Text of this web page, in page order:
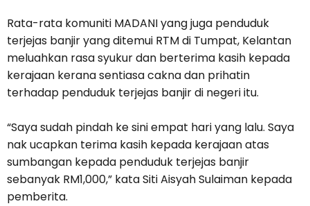
Rata-rata komuniti MADANI yang juga penduduk
terjejas banjir yang ditemui RTM di Tumpat, Kelantan
meluahkan rasa syukur dan berterima kasih kepada
kerajaan kerana sentiasa cakna dan prihatin
terhadap penduduk terjejas banjir di negeri itu.
“Saya sudah pindah ke sini empat hari yang lalu. Saya
nak ucapkan terima kasih kepada kerajaan atas
sumbangan kepada penduduk terjejas banjir
sebanyak RM1,000,” kata Siti Aisyah Sulaiman kepada
pemberita.